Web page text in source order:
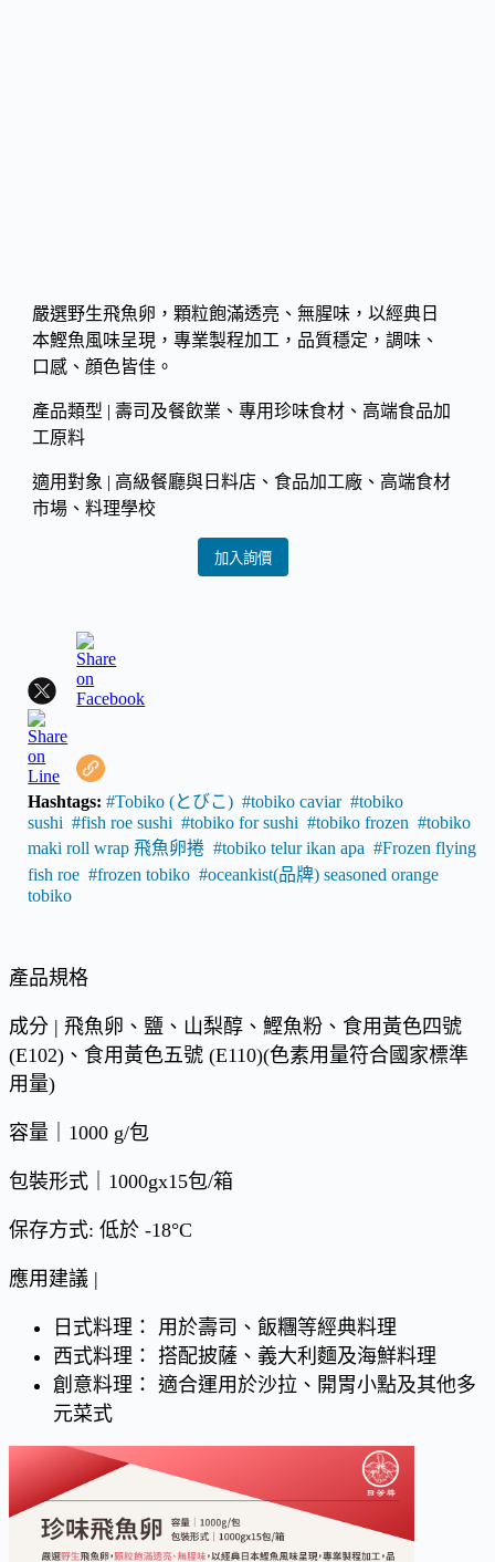
嚴選野生飛魚卵，顆粒飽滿透亮、無腥味，以經典日
本鰹魚風味呈現，專業製程加工，品質穩定，調味、
口感、顔色皆佳。
產品類型 | 壽司及餐飲業、專用珍味食材、高端食品加
工原料
適用對象 | 高級餐廳與日料店、食品加工廠、高端食材
市場、料理學校
加入詢價
Hashtags:#Tobiko (とびこ) #tobiko caviar #tobiko
sushi #fish roe sushi #tobiko for sushi #tobiko frozen #tobiko
maki roll wrap 飛魚卵捲 #tobiko telur ikan apa #Frozen flying
fish roe #frozen tobiko #oceankist(品牌) seasoned orange
tobiko
產品規格
成分 | 飛魚卵、鹽、山梨醇、鰹魚粉、食用黃色四號
(E102)、食用黃色五號 (E110)(色素用量符合國家標準
用量)
容量｜1000 g/包
包裝形式｜1000gx15包/箱
保存方式: 低於 -18°C
應用建議 |
日式料理： 用於壽司、飯糰等經典料理
西式料理： 搭配披薩、義大利麵及海鮮料理
創意料理： 適合運用於沙拉、開胃小點及其他多
元菜式